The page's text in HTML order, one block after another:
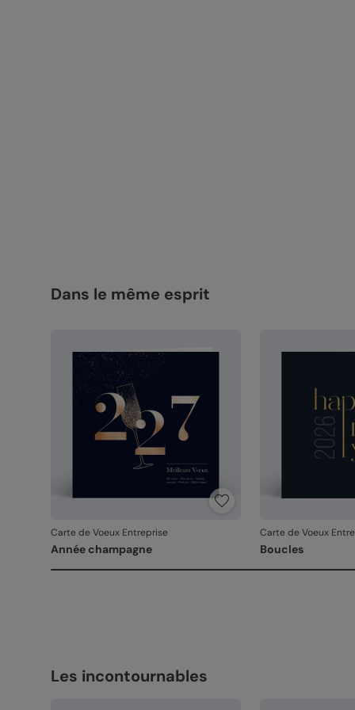
Dans le même esprit
Carte de Voeux Entreprise
Année champagne
Carte de Voeux
Boucles
Les incontournables